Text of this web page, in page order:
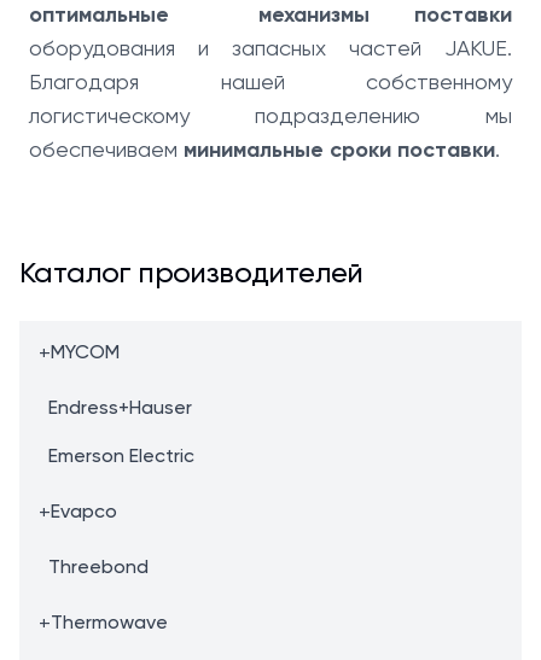
оптимальные механизмы поставки
оборудования и запасных частей JAKUE.
Благодаря нашей собственному
логистическому подразделению мы
обеспечиваем минимальные сроки поставки.
Каталог производителей
+MYCOM
Endress+Hauser
Emerson Electric
+Evapco
Threebond
+Thermowave